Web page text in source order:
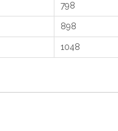
798
898
1048